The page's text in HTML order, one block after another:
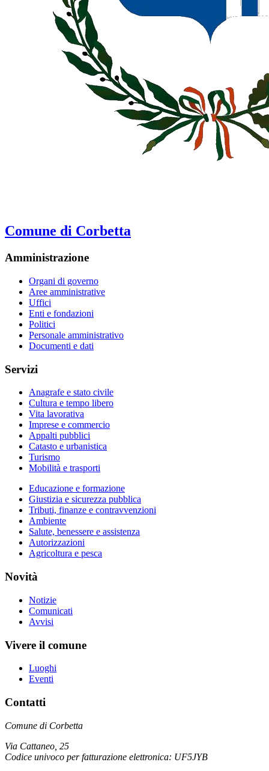
Comune di Corbetta
Amministrazione
Organi di governo
Aree amministrative
Uffici
Enti e fondazioni
Politici
Personale amministrativo
Documenti e dati
Servizi
Anagrafe e stato civile
Cultura e tempo libero
Vita lavorativa
Imprese e commercio
Appalti pubblici
Catasto e urbanistica
Turismo
Mobilità e trasporti
Educazione e formazione
Giustizia e sicurezza pubblica
Tributi, finanze e contravvenzioni
Ambiente
Salute, benessere e assistenza
Autorizzazioni
Agricoltura e pesca
Novità
Notizie
Comunicati
Avvisi
Vivere il comune
Luoghi
Eventi
Contatti
Comune di Corbetta
Via Cattaneo, 25
Codice univoco per fatturazione elettronica: UF5JYB